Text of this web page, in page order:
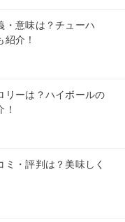
・意味は？チューハ
介！
リーは？ハイボールの
・評判は？美味しく